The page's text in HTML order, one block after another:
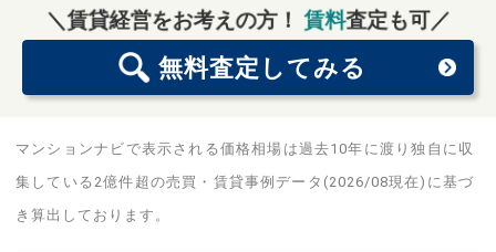
＼賃貸経営をお考えの方！賃料査定も可／
無料査定 してみる
マンションナビで表示される価格相場は過去10年に渡り独自に収
集している2億件超の売買・賃貸事例データ(2026/08現在)に基づ
き算出しております。